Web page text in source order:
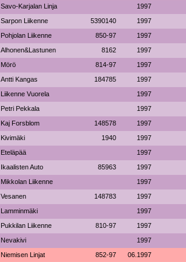
Savo-Karjalan Linja 1997
Sarpon Liikenne 5390140 1997
Pohjolan Liikenne 850-97 1997
Alhonen&Lastunen 8162 1997
Mörö 814-97 1997
Antti Kangas 184785 1997
Liikenne Vuorela 1997
Petri Pekkala 1997
Kaj Forsblom 148578 1997
Kivimäki 1940 1997
Eteläpää 1997
Ikaalisten Auto 85963 1997
Mikkolan Liikenne 1997
Vesanen 148783 1997
Lamminmäki 1997
Pukkilan Liikenne 810-97 1997
Nevakivi 1997
Niemisen Linjat 852-97 06.1997